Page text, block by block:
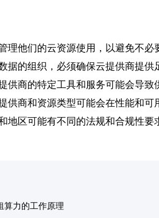
理他们的云资源使用，以避免不必
据的组织，必须确保云提供商提供
供商的特定工具和服务可能会导致
供商和资源类型可能会在性能和可
地区可能有不同的法规和合规性要
算力的工作原理